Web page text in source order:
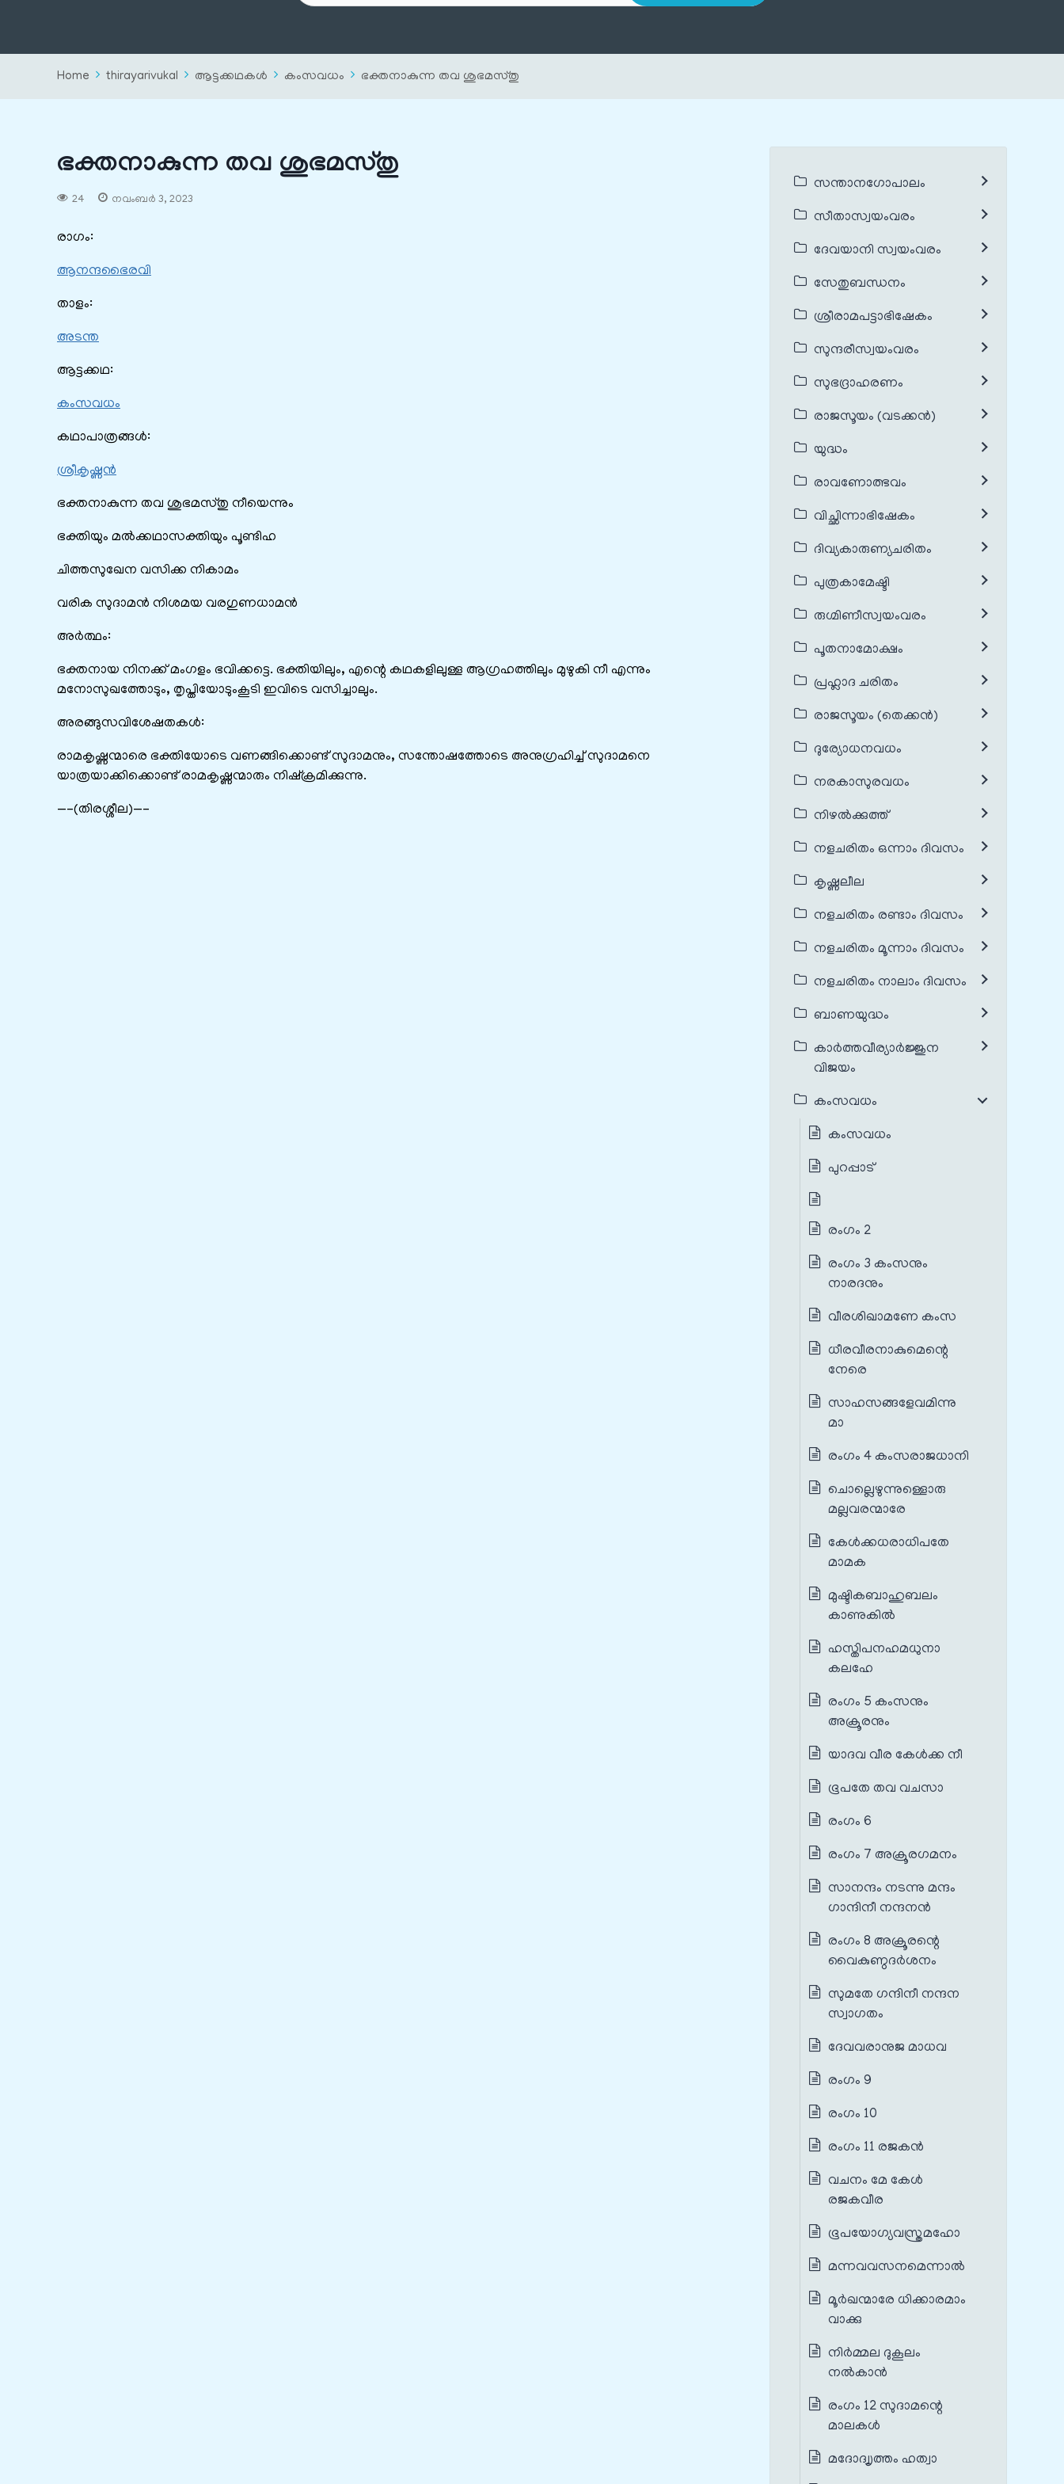
Home thirayarivukal ആട്ടക്കഥകൾ കംസവധം ഭക്തനാകുന്ന തവ ശുഭമസ്തു
ഭക്തനാകുന്ന തവ ശുഭമസ്തു
24 നവംബർ 3, 2023
രാഗം:
ആനന്ദഭൈരവി
താളം:
അടന്ത
ആട്ടക്കഥ:
കംസവധം
കഥാപാത്രങ്ങൾ:
ശ്രീകൃഷ്ണൻ
ഭക്തനാകുന്ന തവ ശുഭമസ്തു നീയെന്നും
ഭക്തിയും മൽക്കഥാസക്തിയും പൂണ്ടിഹ
ചിത്തസുഖേന വസിക്ക നികാമം
വരിക സുദാമൻ നിശമയ വരഗുണധാമൻ
അർത്ഥം:
ഭക്തനായ നിനക്ക് മംഗളം ഭവിക്കട്ടെ. ഭക്തിയിലും, എന്റെ കഥകളിലുള്ള ആഗ്രഹത്തിലും മുഴുകി നീ എന്നും
മനോസുഖത്തോടും, തൃപ്തിയോടുംകൂടി ഇവിടെ വസിച്ചാലും.
അരങ്ങുസവിശേഷതകൾ:
രാമകൃഷ്ണന്മാരെ ഭക്തിയോടെ വണങ്ങിക്കൊണ്ട് സുദാമനും, സന്തോഷത്തോടെ അനുഗ്രഹിച്ച് സുദാമനെ
യാത്രയാക്കിക്കൊണ്ട് രാമകൃഷ്ണന്മാരും നിഷ്ക്രമിക്കുന്നു.
—–(തിരശ്ശീല)—–
സന്താനഗോപാലം
സീതാസ്വയംവരം
ദേവയാനി സ്വയംവരം
സേതുബന്ധനം
ശ്രീരാമപട്ടാഭിഷേകം
സുന്ദരീസ്വയംവരം
സുഭദ്രാഹരണം
രാജസൂയം (വടക്കൻ)
യുദ്ധം
രാവണോത്ഭവം
വിച്ഛിന്നാഭിഷേകം
ദിവ്യകാരുണ്യചരിതം
പുത്രകാമേഷ്ടി
രുഗ്മിണീസ്വയംവരം
പൂതനാമോക്ഷം
പ്രഹ്ലാദ ചരിതം
രാജസൂയം (തെക്കൻ)
ദുര്യോധനവധം
നരകാസുരവധം
നിഴൽക്കുത്ത്
നളചരിതം ഒന്നാം ദിവസം
കൃഷ്ണലീല
നളചരിതം രണ്ടാം ദിവസം
നളചരിതം മൂന്നാം ദിവസം
നളചരിതം നാലാം ദിവസം
ബാണയുദ്ധം
കാർത്തവീര്യാർജ്ജുന
വിജയം
കംസവധം
കംസവധം
പുറപ്പാട്
രംഗം 2
രംഗം 3 കംസനും
നാരദനും
വീരശിഖാമണേ കംസ
ധീരവീരനാകുമെന്റെ
നേരെ
സാഹസങ്ങളേവമിന്നു
മാ
രംഗം 4 കംസരാജധാനി
ചൊല്ലെഴുന്നുള്ളൊരു
മല്ലവരന്മാരേ
കേൾക്കധരാധിപതേ
മാമക
മുഷ്ടികബാഹുബലം
കാണുകിൽ
ഹസ്തിപനഹമധുനാ
കലഹേ
രംഗം 5 കംസനും
അക്രൂരനും
യാദവ വീര കേൾക്ക നീ
ഭൂപതേ തവ വചസാ
രംഗം 6
രംഗം 7 അക്രൂരഗമനം
സാനന്ദം നടന്നു മന്ദം
ഗാന്ദിനീ നന്ദനൻ
രംഗം 8 അക്രൂരന്റെ
വൈകുണ്ഠദർശനം
സുമതേ ഗന്ദിനീ നന്ദന
സ്വാഗതം
ദേവവരാനുജ മാധവ
രംഗം 9
രംഗം 10
രംഗം 11 രജകൻ
വചനം മേ കേൾ
രജകവീര
ഭൂപയോഗ്യവസ്ത്രമഹോ
മന്നവവസനമെന്നാൽ
മൂർഖന്മാരേ ധിക്കാരമാം
വാക്കു
നിർമ്മല ദുകൂലം
നൽകാൻ
രംഗം 12 സുദാമന്റെ
മാലകൾ
മദോദ്വൃത്തം ഹത്വാ